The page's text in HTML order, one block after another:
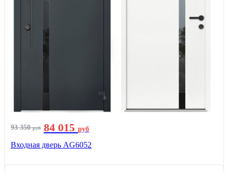
93 350руб 84 015 руб
Входная дверь AG6052